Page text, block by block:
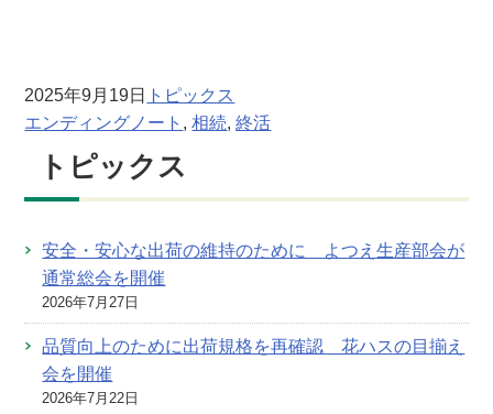
2025年9月19日 トピックス
エンディングノート , 相続, 終活
トピックス
安全・安心な出荷の維持のために よつえ生産部会が
通常総会を開催
2026年7月27日
品質向上のために出荷規格を再確認 花ハスの目揃え
会を開催
2026年7月22日